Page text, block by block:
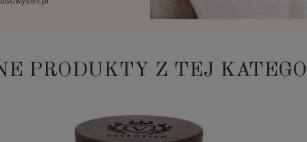
PRODUKTY Z TEJ